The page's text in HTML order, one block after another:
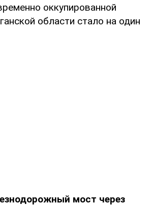
оккупированной
области стало на один
мост через